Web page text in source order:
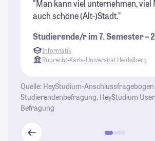
"Man kann viel unternehmen, viel
auch schöne (Alt-)Stadt."
Studierende/r im 7. Semester –
Informatik
Ruprecht-Karls-Universität Heidelberg
Quelle: HeyStudium-
Studierendenbefragung, HeyStudium
Befragung